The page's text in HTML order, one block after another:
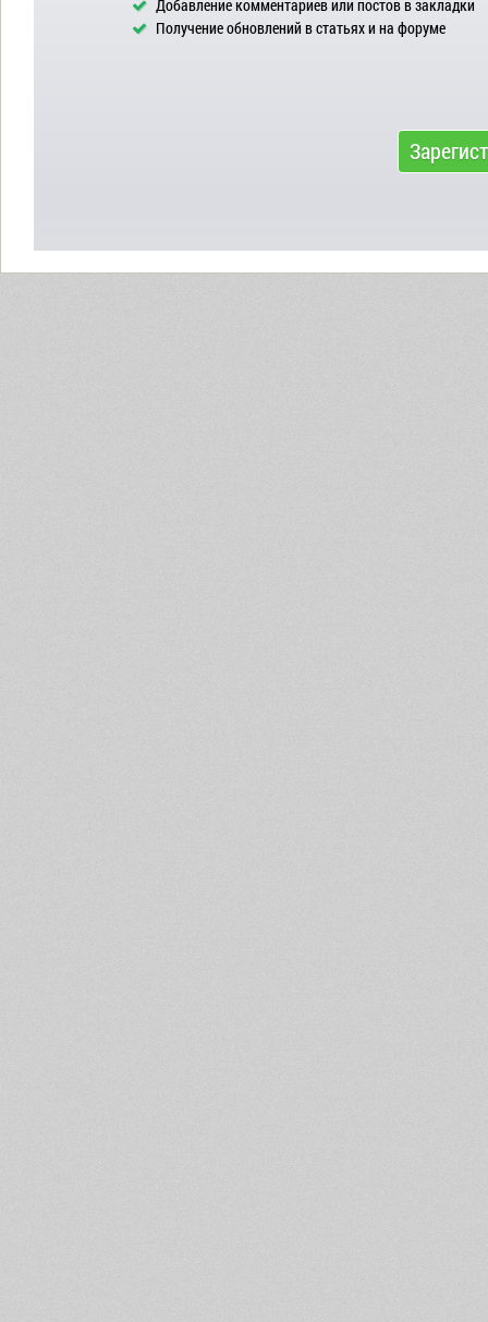
Добавление комментариев или постов в закладки
Получение обновлений в статьях и на форуме